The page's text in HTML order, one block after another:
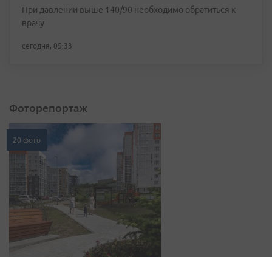
При давлении выше 140/90 необходимо обратиться к
врачу
сегодня, 05:33
Фоторепортаж
20 фото